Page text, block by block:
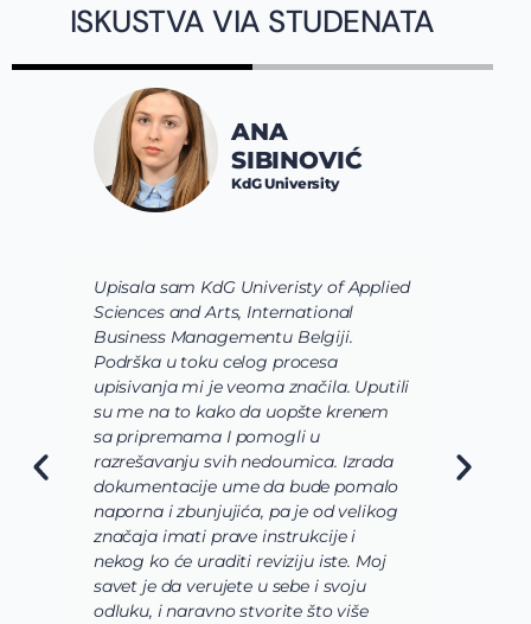
ISKUSTVA VIA STUDENATA
Upisala sam KdG Univeristy of Applied
Sciences and Arts, International
Business Managementu Belgiji.
Podrška u toku celog procesa
upisivanja mi je veoma značila. Uputili
su me na to kako da uopšte krenem
sa pripremama I pomogli u
razrešavanju svih nedoumica. Izrada
dokumentacije ume da bude pomalo
naporna i zbunjujića, pa je od velikog
značaja imati prave instrukcije i
nekog ko će uraditi reviziju iste. Moj
savet je da verujete u sebe i svoju
odluku, i naravno stvorite što više
ANA
SIBINOVIĆ
KdG University